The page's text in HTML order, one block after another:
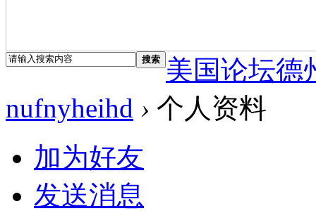
搜索
美国论坛德
nufnyheihd › 个人资料
加为好友
发送消息